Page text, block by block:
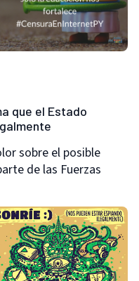
que el Estado
sobre el posible
de las Fuerzas